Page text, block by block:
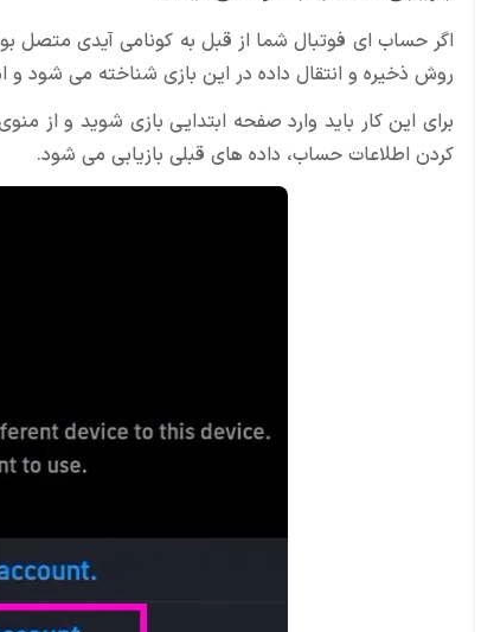
اگر حساب ای فوتبال شما از قبل به کونامی آیدی متصل
روش ذخیره و انتقال داده در این بازی شناخته می شود
کردن اطلاعات حساب، داده های قبلی بازیابی می شود.